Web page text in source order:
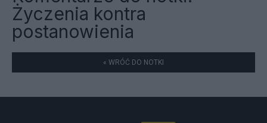
Życzenia kontra
postanowienia
« WRÓĆ DO NOTKI